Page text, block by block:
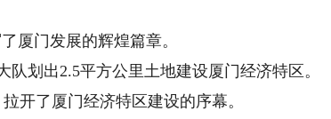
门发展的辉煌篇章。
划出2.5平方公里土地建设厦门经济特区。
开了厦门经济特区建设的序幕。